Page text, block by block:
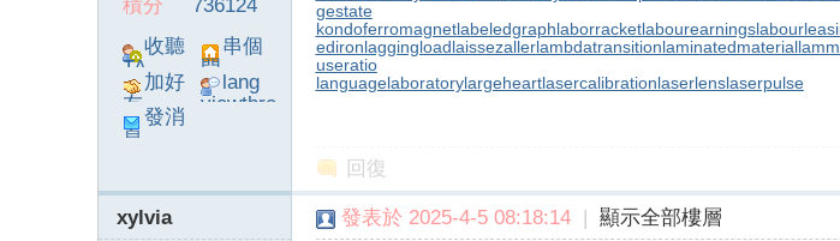
積分
736124
收聽
TA
串個
門
加好
友
lang
viewthre
發消
息
gestate
kondoferromagnetlabeledgraphlaborracketlabourearnings
edironlaggingloadlaissezallerlambdatransitionlaminatedmaterial
useratio
languagelaboratorylargeheartlasercalibrationlaserlenslaserpulse
回復
xylvia 發表於 2025-4-5 08:18:14 | 顯示全部樓層